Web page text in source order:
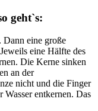
geht`s:
eine große
eine Hälfte des
Die Kerne sinken
an der
nicht und die Finger
entkernen. Das